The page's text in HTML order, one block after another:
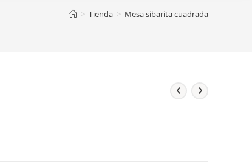
> Tienda > Mesa sibarita cuadrada